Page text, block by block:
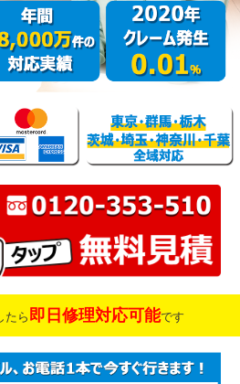
たら 即日修理対応可能です